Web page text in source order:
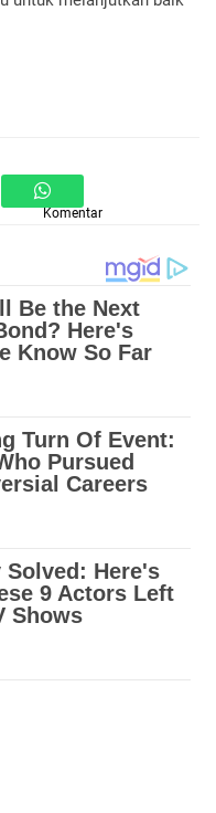
Komentar